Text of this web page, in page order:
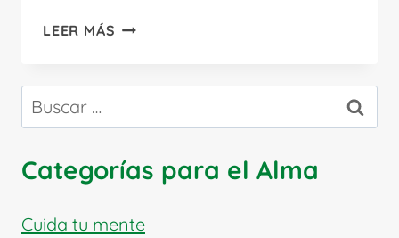
LEER MÁS SANTA
EMPERATRIZ
ENCONTRÓ
CRUZ
CRISTO
Buscar:
Categorías para el Alma
Cuida tu mente